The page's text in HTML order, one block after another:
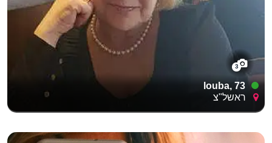
3
ראשל"צ